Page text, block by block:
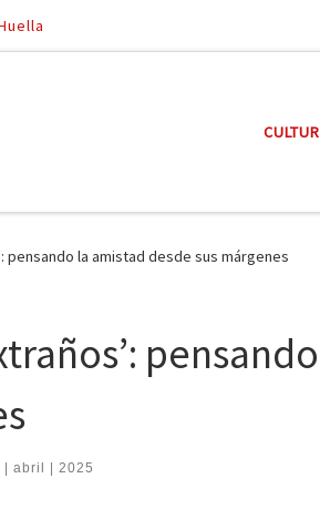
pensando la amistad desde sus márgenes
| abril | 2025